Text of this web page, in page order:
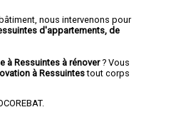
nous intervenons pour
d'appartements, de
à Ressuintes à rénover? Vous
à Ressuintestout corps